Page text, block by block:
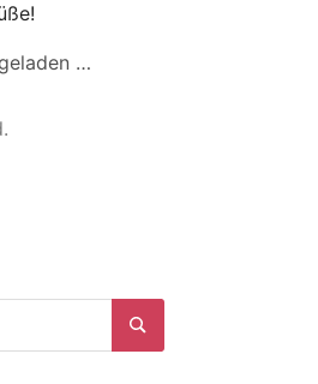
…
Search